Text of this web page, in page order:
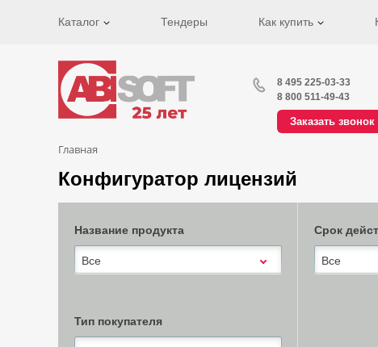
Каталог Тендеры Как купить
8 495 225-03-33
8 800 511-49-43
Заказать звонок
Главная
Конфигуратор лицензий
Название продукта
Все
Срок
Все
Тип покупателя